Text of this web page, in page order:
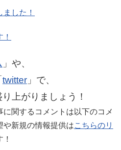
した！
」や、
twitter 」で、
上がりましょう！
関するコメントは以下のコメ
や新規の情報提供はこちらのリ